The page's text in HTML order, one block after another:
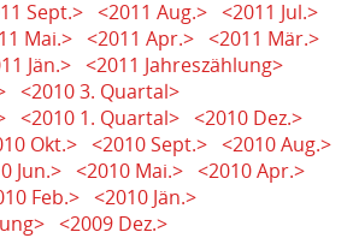
Sept.> <2011 Aug.> <2011 Jul.>
Mai.> <2011 Apr.> <2011 Mär.>
Jän.> <2011 Jahreszählung>
<2010 3. Quartal>
<2010 1. Quartal> <2010 Dez.>
Okt.> <2010 Sept.> <2010 Aug.>
Jun.> <2010 Mai.> <2010 Apr.>
Feb.> <2010 Jän.>
<2009 Dez.>